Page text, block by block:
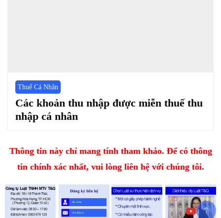
Thuế Cá Nhân
Các khoản thu nhập được miễn thuế thu
nhập cá nhân
Thông tin này chỉ mang tính tham khảo. Để có thông
tin chính xác nhất, vui lòng liên hệ với chúng tôi.